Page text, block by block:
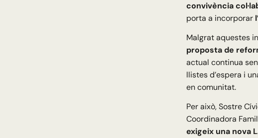
convivència
porta a incorporar
Malgrat aquestes
proposta de
actual continua
llistes d’espera i
en comunitat.
Per això, Sostre
Coordinadora
exigeix una nova